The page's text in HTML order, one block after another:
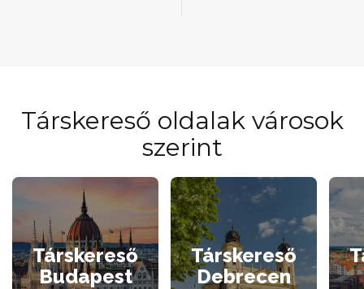
Társkereső oldalak városok
szerint
Társkereső
Budapest
Társkereső
Debrecen